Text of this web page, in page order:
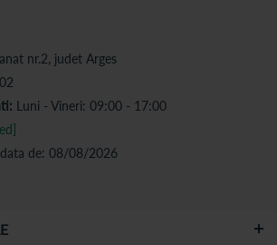
nr.2, judet Arges
Luni - Vineri: 09:00 - 17:00
data de: 08/08/2026